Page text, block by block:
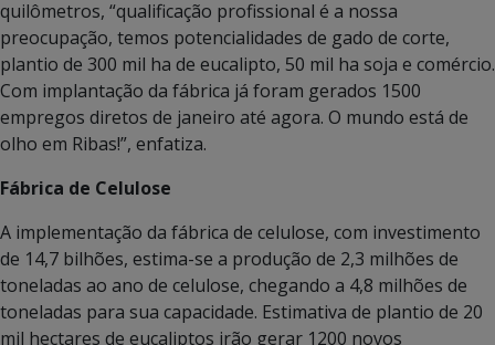
quilômetros, “qualificação profissional é a nossa
preocupação, temos potencialidades de gado de corte,
plantio de 300 mil ha de eucalipto, 50 mil ha soja e comércio.
Com implantação da fábrica já foram gerados 1500
empregos diretos de janeiro até agora. O mundo está de
olho em Ribas!”, enfatiza.
Fábrica de Celulose
A implementação da fábrica de celulose, com investimento
de 14,7 bilhões, estima-se a produção de 2,3 milhões de
toneladas ao ano de celulose, chegando a 4,8 milhões de
toneladas para sua capacidade. Estimativa de plantio de 20
mil hectares de eucaliptos irão gerar 1200 novos